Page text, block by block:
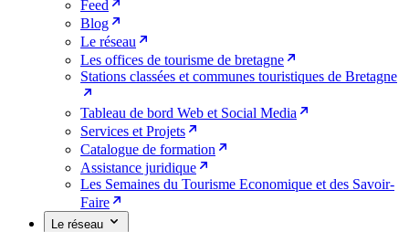
Feed
Blog
Le réseau
Les offices de tourisme de bretagne
Stations classées et communes touristiques de Bretagne
Tableau de bord Web et Social Media
Services et Projets
Catalogue de formation
Assistance juridique
Les Semaines du Tourisme Economique et des Savoir-
Faire
Le réseau